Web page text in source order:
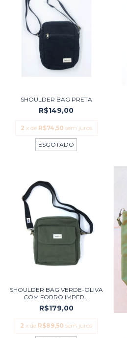
SHOULDER BAG PRETA
R$149,00
2 x de R$74,50 sem juros
ESGOTADO
SHOULDER BAG VERDE-OLIVA
COM FORRO IMPER...
R$179,00
2 x de R$89,50 sem juros